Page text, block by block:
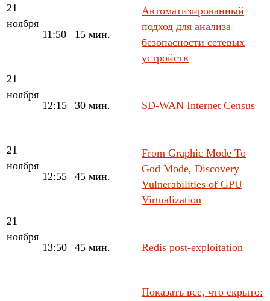
21
ноября
11:50
15 мин.
Автоматизированный
подход для анализа
безопасности сетевых
устройств
21
ноября
12:15
30 мин. SD-WAN Internet Census
21
ноября
12:55
45 мин.
From Graphic Mode To
God Mode, Discovery
Vulnerabilities of GPU
Virtualization
21
ноября
13:50
45 мин. Redis post-exploitation
Показать все, что скрыто: